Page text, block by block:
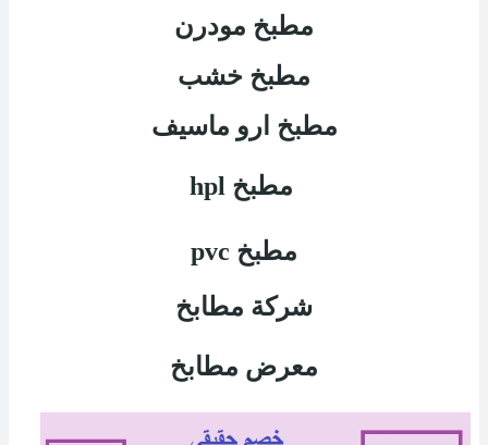
مطبخ مودرن
مطبخ خشب
مطبخ ارو ماسيف
مطبخ hpl
مطبخ pvc
شركة مطابخ
معرض مطابخ